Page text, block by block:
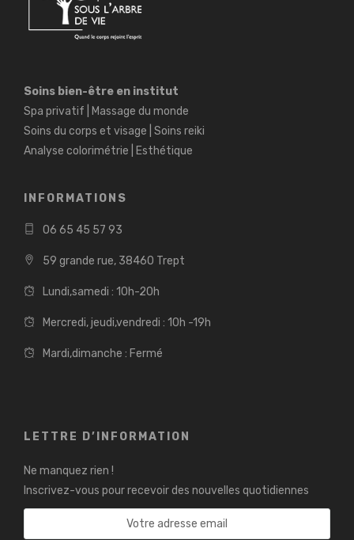
Soins bien-être en institut
Spa privatif | Massage du monde
Soins du corps et visage | Soins reiki
Analyse colorimétrie | Esthétique
INFORMATIONS
06 65 45 57 93
59 grande rue, 38460 Trept
Lundi,samedi : 10h-20h
Mercredi, jeudi,vendredi : 10h -19h
Mardi,dimanche : Fermé
LETTRE D’INFORMATION
Ne manquez rien !
Inscrivez-vous pour recevoir des nouvelles quotidiennes